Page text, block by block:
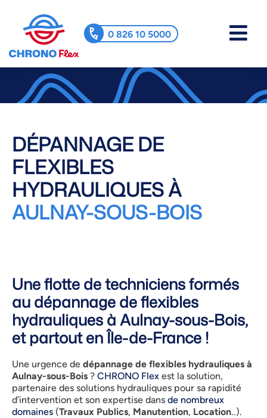
0 826 10 5000
DÉPANNAGE DE
FLEXIBLES
HYDRAULIQUES À
AULNAY-SOUS-BOIS
Une flotte de techniciens formés
au dépannage de flexibles
hydrauliques à Aulnay-sous-Bois,
et partout en Île-de-France !
Une urgence de dépannage de flexibles hydrauliques à
Aulnay-sous-Bois ? CHRONO Flex est la solution,
partenaire des solutions hydrauliques pour sa rapidité
d’intervention et son expertise dans de nombreux
domaines (Travaux Publics, Manutention, Location..).